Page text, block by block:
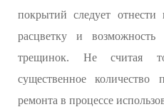
покрытий следует отнести
расцветку и возможность
трещинок. Не считая
существенное
ремонта в процессе